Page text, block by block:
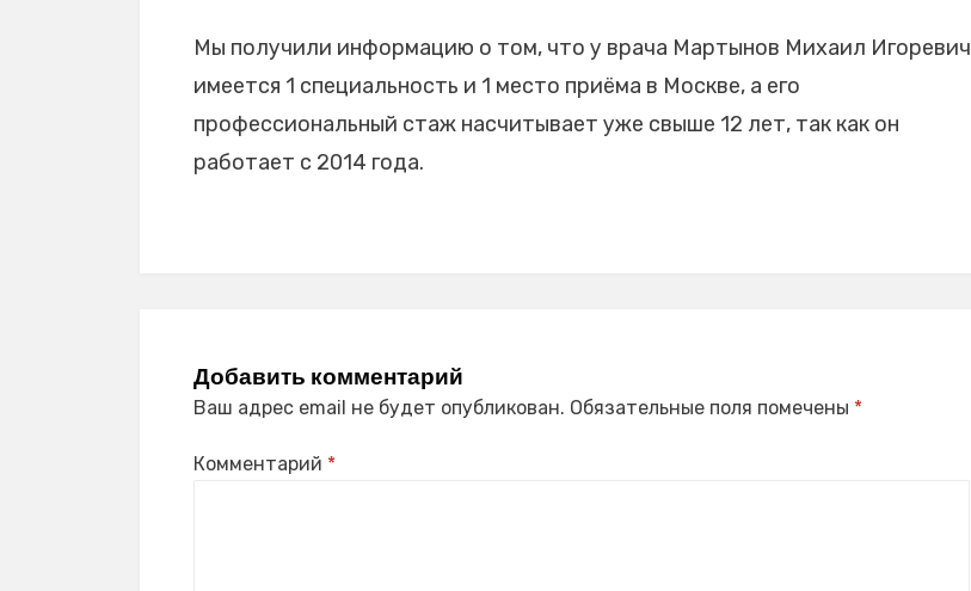
Мы получили информацию о том, что у врача Мартынов Михаил Игоревич
имеется 1 специальность и 1 место приёма в Москве, а его
профессиональный стаж насчитывает уже свыше 12 лет, так как он
работает с 2014 года.
Добавить комментарий
Ваш адрес email не будет опубликован. Обязательные поля помечены *
Комментарий *